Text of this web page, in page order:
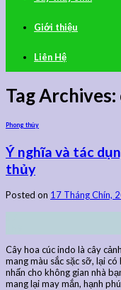
Giới thiệu
Liên Hệ
Tag Archives:
Phong thủy
Ý nghĩa và tác
thủy
Posted on 17 Tháng Chín,
Cây hoa cúc indo là cây
mang màu sắc sặc sỡ, lại
nhấn cho không gian nhà
mang lại may mắn, hạnh